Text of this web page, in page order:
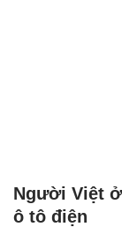
Người Việt
ô tô điện